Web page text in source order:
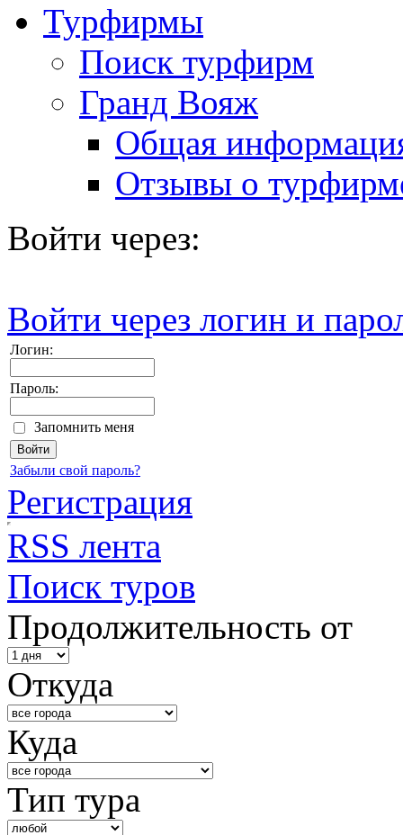
Турфирмы
Поиск турфирм
Гранд Вояж
Общая
Отзывы о
Войти через:
Войти через логин и
Логин:
Пароль:
Запомнить меня
Забыли свой пароль?
Регистрация
RSS лента
Поиск туров
Продолжительность от
Откуда
Куда
Тип тура